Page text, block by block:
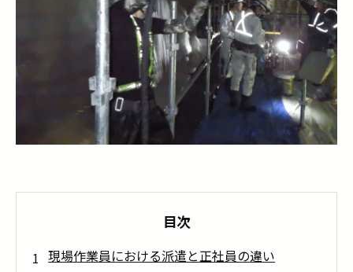
目次
現場作業員における派遣と正社員の違い